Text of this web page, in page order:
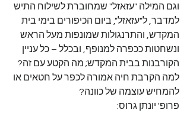
וגם המילה "עזאזל" שמחוברת לשילוח התיש
למדבר, ל"עזאזל", ביום הכיפורים בימי בית
המקדש, והתרנגולות שמונפות מעל הראש
ונשחטות ככפרה למנופף, ובכלל – כל עניין
הקורבנות בבית המקדש; מה הקטע עם זה?
למה הקרבת חיה אמורה לכפר על חטאים או
להמחיש עוצמה של כוונה?
פרופ' יונתן גרוס: